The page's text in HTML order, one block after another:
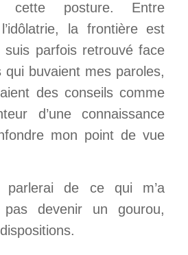
cette posture. Entre
la frontière est
parfois retrouvé face
qui buvaient mes paroles,
des conseils comme
d’une connaissance
mon point de vue
de ce qui m’a
devenir un gourou,